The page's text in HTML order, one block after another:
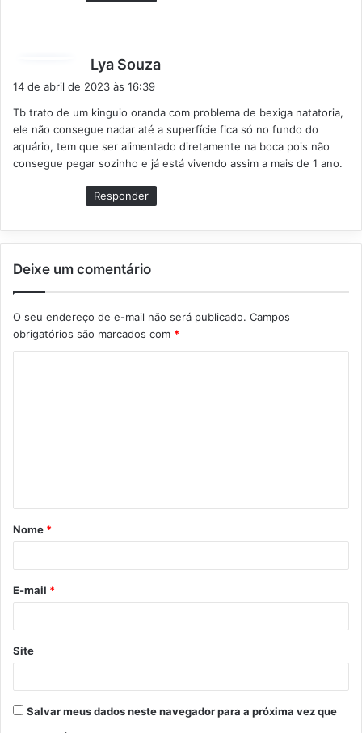
Lya Souza
s
e
:
14 de abril de 2023 às 16:39
Tb trato de um kinguio oranda com problema de bexiga natatoria,
ele não consegue nadar até a superfície fica só no fundo do
aquário, tem que ser alimentado diretamente na boca pois não
consegue pegar sozinho e já está vivendo assim a mais de 1 ano.
Responder
Deixe um comentário
O seu endereço de e-mail não será publicado. Campos
obrigatórios são marcados com *
á
r
*
Nome *
E-mail *
Site
Salvar meus dados neste navegador para a próxima vez que